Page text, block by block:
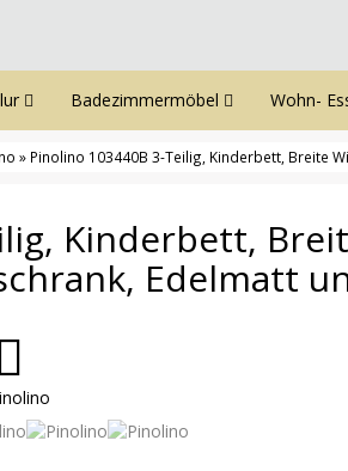
Badezimmermöbel Wohn-
» Pinolino 103440B 3-Teilig, Kinderbett, Breite
Kinderbett,
Edelmatt